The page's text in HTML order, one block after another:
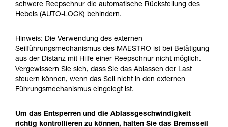
schwere Reepschnur die automatische Rückstellung des
Hebels (AUTO-LOCK) behindern.
Hinweis: Die Verwendung des externen
Seilführungsmechanismus des MAESTRO ist bei Betätigung
aus der Distanz mit Hilfe einer Reepschnur nicht möglich.
Vergewissern Sie sich, dass Sie das Ablassen der Last
steuern können, wenn das Seil nicht in den externen
Führungsmechanismus eingelegt ist.
Um das Entsperren und die Ablassgeschwindigkeit
richtig kontrollieren zu können, halten Sie das Bremsseil